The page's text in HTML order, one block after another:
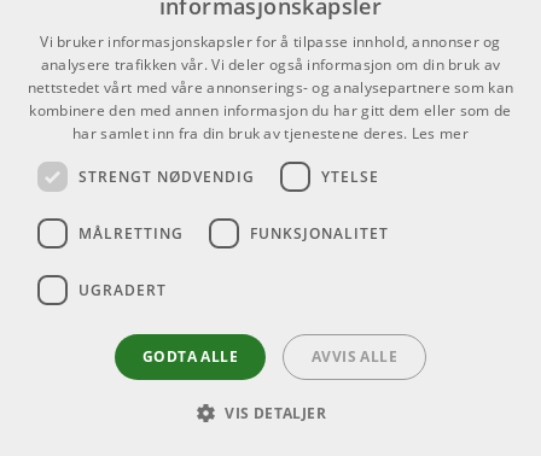
Butikken
Varemerker
Kontakt
Telefon - 22 80 53 00
Thorvald Meyers Gate 33A
NORWEGIAN
informasjonskapsler
Vi bruker informasjonskapsler for å tilpasse innhold, annonser og
analysere trafikken vår. Vi deler også informasjon om din bruk av
nettstedet vårt med våre annonserings- og analysepartnere som kan
kombinere den med annen informasjon du har gitt dem eller som de
har samlet inn fra din bruk av tjenestene deres. Les mer
STRENGT NØDVENDIG YTELSE
MÅLRETTING FUNKSJONALITET
UGRADERT
GODTA ALLE AVVIS ALLE
VIS DETALJER